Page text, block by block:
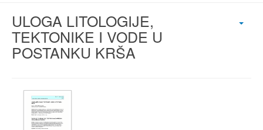
ULOGA LITOLOGIJE,
TEKTONIKE I VODE U
POSTANKU KRŠA